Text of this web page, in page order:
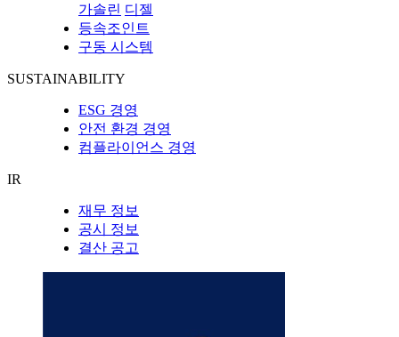
가솔린 디젤
등속조인트
구동 시스템
SUSTAINABILITY
ESG 경영
안전 환경 경영
컴플라이언스 경영
IR
재무 정보
공시 정보
결산 공고